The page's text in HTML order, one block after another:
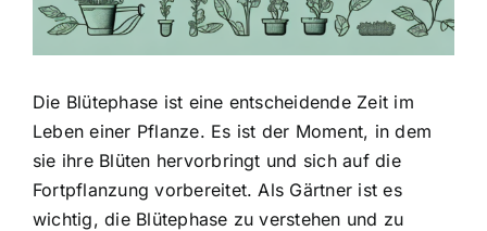
Die Blütephase ist eine entscheidende Zeit im
Leben einer Pflanze. Es ist der Moment, in dem
sie ihre Blüten hervorbringt und sich auf die
Fortpflanzung vorbereitet. Als Gärtner ist es
wichtig, die Blütephase zu verstehen und zu